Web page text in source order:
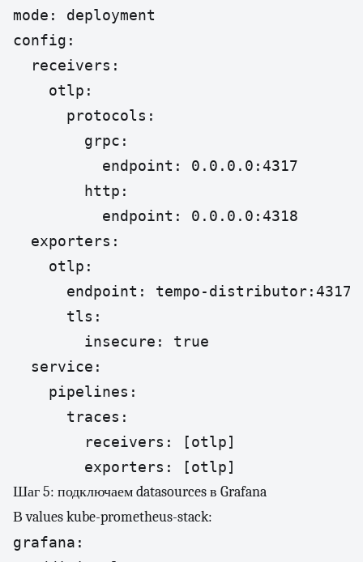
mode: deployment
config:
  receivers:
    otlp:
      protocols:
        grpc:
          endpoint: 0.0.0.0:4317
        http:
          endpoint: 0.0.0.0:4318
  exporters:
    otlp:
      endpoint: tempo-distributor:4317
      tls:
        insecure: true
  service:
    pipelines:
      traces:
        receivers: [otlp]
        exporters: [otlp]
Шаг 5: подключаем datasources в Grafana
В values kube-prometheus-stack:
grafana: